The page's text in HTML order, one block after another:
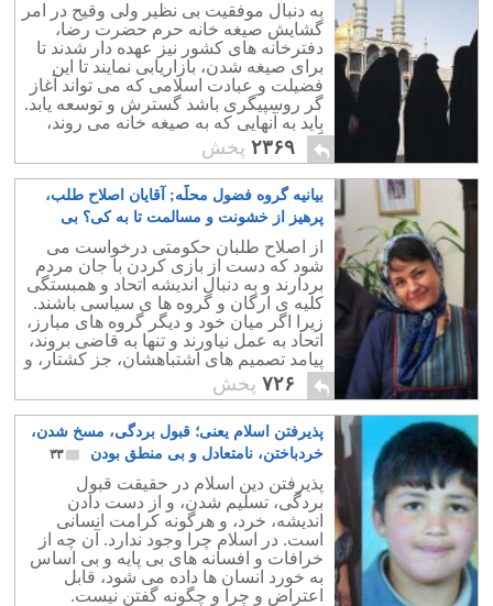
به دنبال موفقیت بی نظیر ولی وقیح در امر
گشایش صیغه خانه حرم حضرت رضا،
دفترخانه های کشور نیز عهده دار شدند تا
برای صیغه شدن، بازاریابی نمایند تا این
فضیلت و عبادت اسلامی که می تواند آغاز
گر روسپیگری باشد گسترش و توسعه یابد.
باید به آنهایی که به صیغه خانه می روند،
گفت:«عبادتتان قبول باشد».
۲۳۶۹ پخش
بیانیه گروه فضول محلّه; آقایان اصلاح طلب،
پرهیز از خشونت و مسالمت تا به کی؟ بی
غیرتی هم حدی دارد
۱۰
از اصلاح طلبان حکومتی درخواست می
شود که دست از بازی کردن با جان مردم
بردارند و به دنبال اندیشه اتحاد و همبستگی
کلیه ی ارگان و گروه ها ی سیاسی باشند.
زیرا اگر میان خود و دیگر گروه های مبارز،
اتحاد به عمل نیاورند و تنها به قاضی بروند،
پیامد تصمیم های اشتباهشان، جز کشتار، و
سرکوبی مردم نخواهد بود.
۷۲۶ پخش
پذیرفتن اسلام یعنی؛ قبول بردگی، مسخ شدن،
خردباختن، نامتعادل و بی منطق بودن
۳۳
پذیرفتن دین اسلام در حقیقت قبول
بردگی، تسلیم شدن، و از دست دادن
اندیشه، خرد، و هرگونه کرامت انسانی
است. در اسلام چرا وجود ندارد. آن چه از
خرافات و افسانه های بی پایه و بی اساس
به خورد انسان ها داده می شود، قابل
اعتراض و چرا و چگونه گفتن نیست.